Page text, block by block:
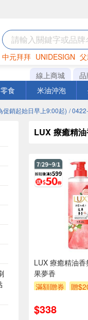
中元拜拜 UNIDESIGN
罐頭 海苔 洋芋片
線上商城
食 米油沖泡
促銷起始日早上9:00起) /
LUX 療癒精
LUX 療癒精油
果夢香
滿額贈券
贈
$338